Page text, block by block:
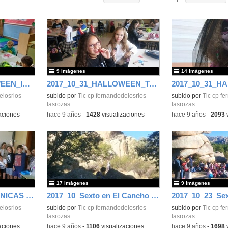
2017_10_31_HALLOWEEN_INF 3A_CEIP FDLR_LAS ROZAS 2017_10_31_HALLOWEEN_TALLER 6B_CEIP FDLR_LAS ROZAS
subido por Tic cp fernandodelosrios
lasrozas
9 imágenes
-hace 9 años- 1428visualizaciones
subido por Tic cp
lasrozas
14 imágenes
-hace 9 años- 2093
2017_10_SEXTO_TECNICAS DE VENDAJES EN CCNN_FDLR_LAS ROZAS 2017_10_Sexto en El Cancho de los Muertos_CEIP Fernando de los Rios_Las Rozas
subido por Tic cp fernandodelosrios
lasrozas
17 imágenes
-hace 9 años- 1106visualizaciones
subido por Tic cp
lasrozas
9 imágenes
-hace 9 años- 1698